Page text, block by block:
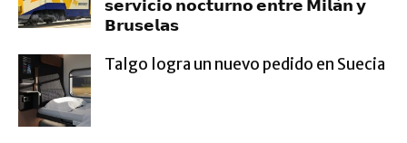
𝘀𝗲𝗿𝘃𝗶𝗰𝗶𝗼 𝗻𝗼𝗰𝘁𝘂𝗿𝗻𝗼 𝗲𝗻𝘁𝗿𝗲 𝗠𝗶𝗹𝗮́𝗻 𝘆
𝗕𝗿𝘂𝘀𝗲𝗹𝗮𝘀
Talgo logra un nuevo pedido en Suecia